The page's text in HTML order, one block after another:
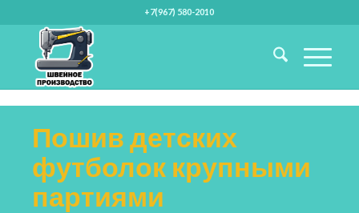
+7(967) 580-2010
Пошив детских
футболок крупными
партиями